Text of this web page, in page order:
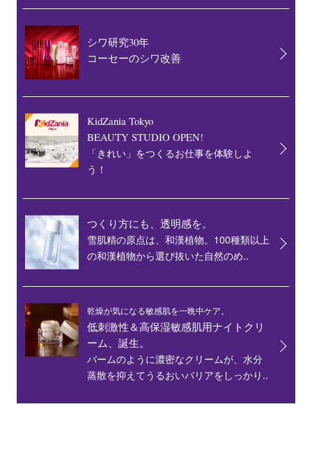
シワ研究30年
コーセーのシワ改善
KidZania Tokyo
BEAUTY STUDIO OPEN!
「きれい」をつくるお仕事を体験しよ
う！
つくり方にも、透明感を。
雪肌精の原点は、和漢植物。100種類以上
の和漢植物から選び抜いた自然のめ..
乾燥が気になる敏感肌を一晩中ケア。
低刺激性＆高保湿敏感肌用ナイトクリ
ーム、誕生。
バームのように濃密なクリームが、水分
蒸散を抑えてうるおいバリアをしっかり..